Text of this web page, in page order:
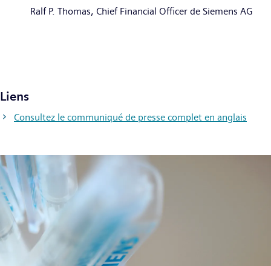
Ralf P. Thomas, Chief Financial Officer de Siemens AG
Liens
Consultez le communiqué de presse complet en anglais